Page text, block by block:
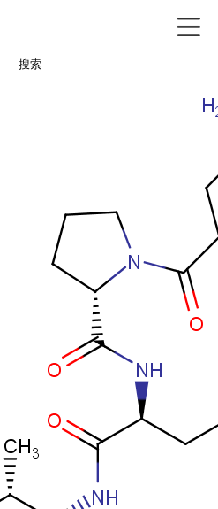
搜索